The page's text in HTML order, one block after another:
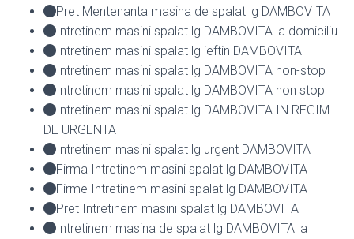
Pret Mentenanta masina de spalat lg DAMBOVITA
Intretinem masini spalat lg DAMBOVITA la domiciliu
Intretinem masini spalat lg ieftin DAMBOVITA
Intretinem masini spalat lg DAMBOVITA non-stop
Intretinem masini spalat lg DAMBOVITA non stop
Intretinem masini spalat lg DAMBOVITA IN REGIM
DE URGENTA
Intretinem masini spalat lg urgent DAMBOVITA
Firma Intretinem masini spalat lg DAMBOVITA
Firme Intretinem masini spalat lg DAMBOVITA
Pret Intretinem masini spalat lg DAMBOVITA
Intretinem masina de spalat lg DAMBOVITA la